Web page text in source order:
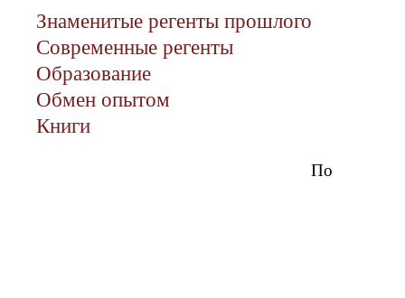
Знаменитые регенты прошлого
Современные регенты
Образование
Обмен опытом
Книги
По